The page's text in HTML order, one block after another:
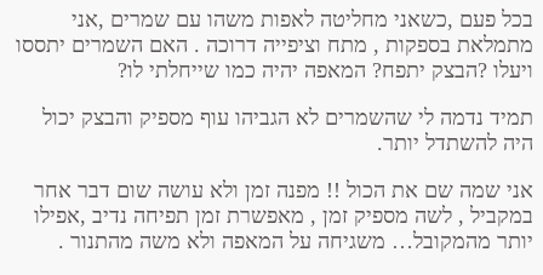
בכל פעם ,כשאני מחליטה לאפות משהו עם שמרים ,אני
מתמלאת בספקות , מתח וציפייה דרוכה . האם השמרים יתססו
ויעלו ?הבצק יתפח? המאפה יהיה כמו שייחלתי לו?
תמיד נדמה לי שהשמרים לא הגביהו עוף מספיק והבצק יכול
היה להשתדל יותר.
אני שמה שם את הכול !! מפנה זמן ולא עושה שום דבר אחר
במקביל , לשה מספיק זמן , מאפשרת זמן תפיחה נדיב ,אפילו
יותר מהמקובל… משגיחה על המאפה ולא משה מהתנור .